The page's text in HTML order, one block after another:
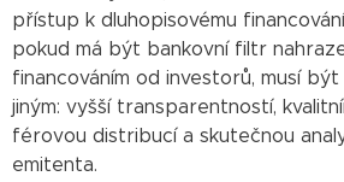
přístup k dluhopisovému
pokud má být bankovní filtr
financováním od investorů, musí být
jiným: vyšší transparentností,
férovou distribucí a skutečnou
emitenta.